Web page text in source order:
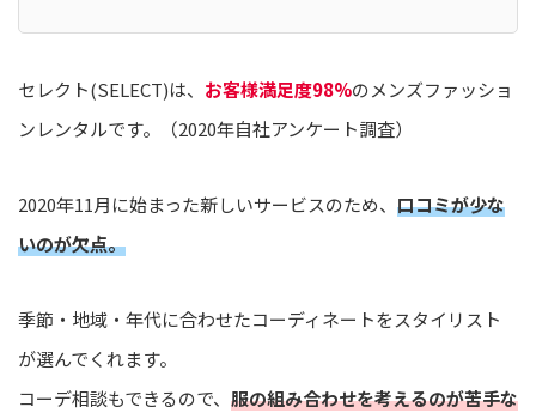
セレクト(SELECT)は、 お客様満足度98%のメンズファッショ
ンレンタルです。（2020年自社アンケート調査）
2020年11月に始まった新しいサービスのため、 口コミが少な
いのが欠点。
季節・地域・年代に合わせたコーディネートをスタイリスト
が選んでくれます。
コーデ相談もできるので、 服の組み合わせを考えるのが苦手な